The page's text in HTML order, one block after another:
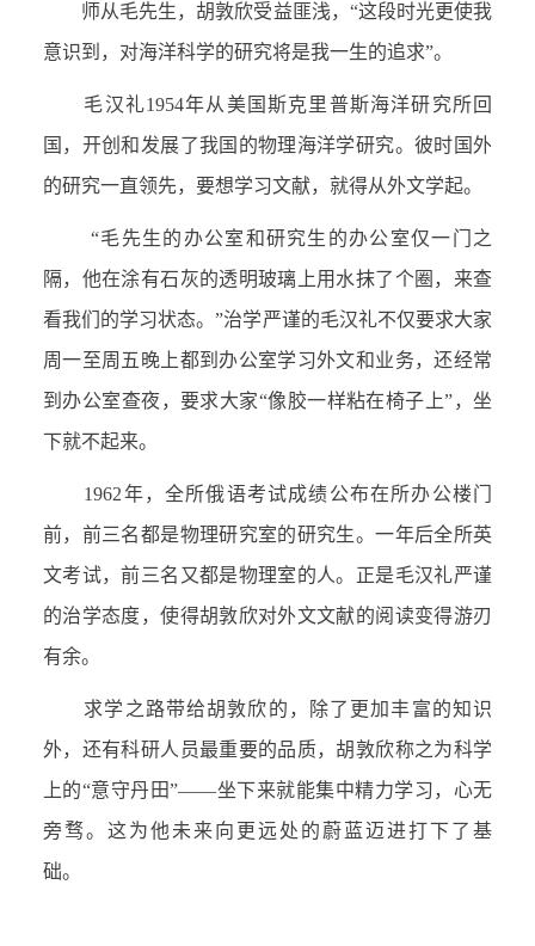
师从毛先生，胡敦欣受益匪浅，“这段时光更使我
意识到，对海洋科学的研究将是我一生的追求”。
毛汉礼1954年从美国斯克里普斯海洋研究所回
国，开创和发展了我国的物理海洋学研究。彼时国外
的研究一直领先，要想学习文献，就得从外文学起。
“毛先生的办公室和研究生的办公室仅一门之
隔，他在涂有石灰的透明玻璃上用水抹了个圈，来查
看我们的学习状态。”治学严谨的毛汉礼不仅要求大家
周一至周五晚上都到办公室学习外文和业务，还经常
到办公室查夜，要求大家“像胶一样粘在椅子上”，坐
下就不起来。
1962年，全所俄语考试成绩公布在所办公楼门
前，前三名都是物理研究室的研究生。一年后全所英
文考试，前三名又都是物理室的人。正是毛汉礼严谨
的治学态度，使得胡敦欣对外文文献的阅读变得游刃
有余。
求学之路带给胡敦欣的，除了更加丰富的知识
外，还有科研人员最重要的品质，胡敦欣称之为科学
上的“意守丹田”——坐下来就能集中精力学习，心无
旁骛。这为他未来向更远处的蔚蓝迈进打下了基
础。